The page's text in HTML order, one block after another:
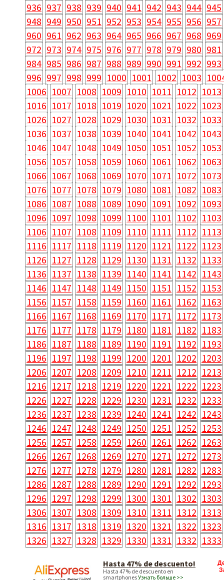
936 937 938 939 940 941 942 943 944 945
948 949 950 951 952 953 954 955 956 957
960 961 962 963 964 965 966 967 968 969
972 973 974 975 976 977 978 979 980 981
984 985 986 987 988 989 990 991 992 993
996 997 998 999 1000 1001 1002 1003
1006 1007 1008 1009 1010 1011 1012 1013
1016 1017 1018 1019 1020 1021 1022 1023
1026 1027 1028 1029 1030 1031 1032 1033
1036 1037 1038 1039 1040 1041 1042 1043
1046 1047 1048 1049 1050 1051 1052 1053
1056 1057 1058 1059 1060 1061 1062 1063
1066 1067 1068 1069 1070 1071 1072 1073
1076 1077 1078 1079 1080 1081 1082 1083
1086 1087 1088 1089 1090 1091 1092 1093
1096 1097 1098 1099 1100 1101 1102 1103
1106 1107 1108 1109 1110 1111 1112 1113
1116 1117 1118 1119 1120 1121 1122 1123
1126 1127 1128 1129 1130 1131 1132 1133
1136 1137 1138 1139 1140 1141 1142 1143
1146 1147 1148 1149 1150 1151 1152 1153
1156 1157 1158 1159 1160 1161 1162 1163
1166 1167 1168 1169 1170 1171 1172 1173
1176 1177 1178 1179 1180 1181 1182 1183
1186 1187 1188 1189 1190 1191 1192 1193
1196 1197 1198 1199 1200 1201 1202 1203
1206 1207 1208 1209 1210 1211 1212 1213
1216 1217 1218 1219 1220 1221 1222 1223
1226 1227 1228 1229 1230 1231 1232 1233
1236 1237 1238 1239 1240 1241 1242 1243
1246 1247 1248 1249 1250 1251 1252 1253
1256 1257 1258 1259 1260 1261 1262 1263
1266 1267 1268 1269 1270 1271 1272 1273
1276 1277 1278 1279 1280 1281 1282 1283
1286 1287 1288 1289 1290 1291 1292 1293
1296 1297 1298 1299 1300 1301 1302 1303
1306 1307 1308 1309 1310 1311 1312 1313
1316 1317 1318 1319 1320 1321 1322 1323
1326 1327 1328 1329 1330 1331 1332 1333
Hasta 47% de descuento!
Hasta 47% de descuento en
smartphonesУзнать больше >>